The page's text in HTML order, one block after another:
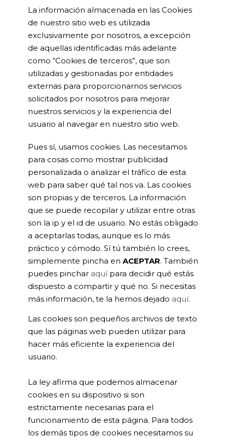
La información almacenada en las Cookies
de nuestro sitio web es utilizada
exclusivamente por nosotros, a excepción
de aquellas identificadas más adelante
como “Cookies de terceros”, que son
utilizadas y gestionadas por entidades
externas para proporcionarnos servicios
solicitados por nosotros para mejorar
nuestros servicios y la experiencia del
usuario al navegar en nuestro sitio web.
Pues sí, usamos cookies. Las necesitamos
para cosas como mostrar publicidad
personalizada o analizar el tráfico de esta
web para saber qué tal nos va. Las cookies
son propias y de terceros. La información
que se puede recopilar y utilizar entre otras
son la ip y el id de usuario. No estás obligado
a aceptarlas todas, aunque es lo más
práctico y cómodo. Sí tú también lo crees,
simplemente pincha en ACEPTAR. También
puedes pinchar aquípara decidir qué estás
dispuesto a compartir y qué no. Si necesitas
más información, te la hemos dejado aquí.
Las cookies son pequeños archivos de texto
que las páginas web pueden utilizar para
hacer más eficiente la experiencia del
usuario.
La ley afirma que podemos almacenar
cookies en su dispositivo si son
estrictamente necesarias para el
funcionamiento de esta página. Para todos
los demás tipos de cookies necesitamos su